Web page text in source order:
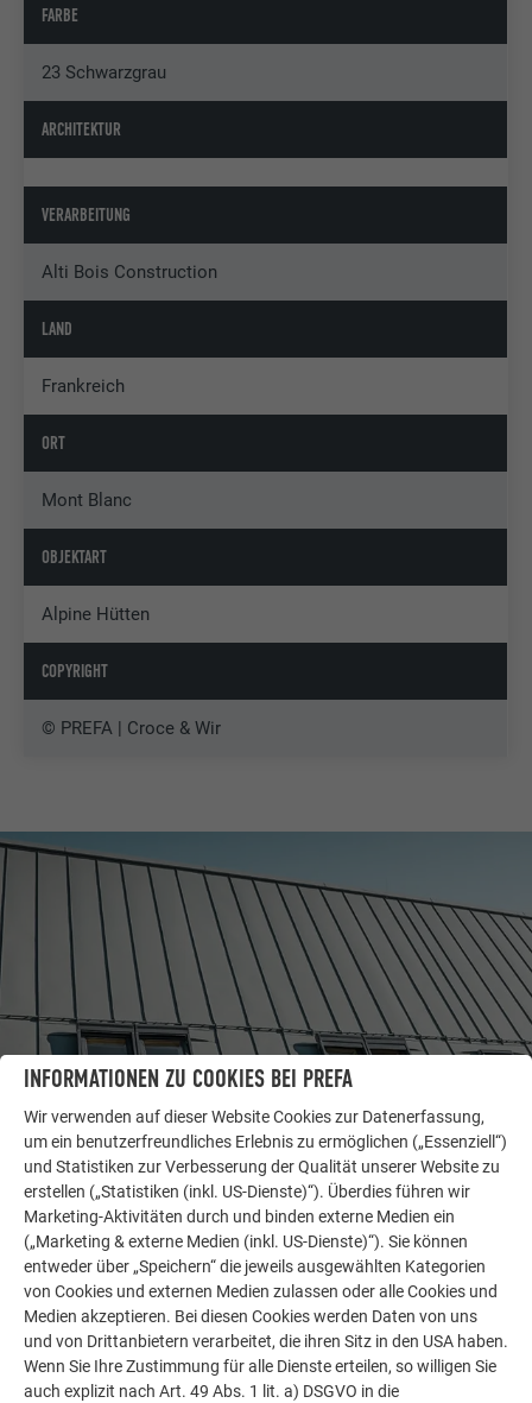
FARBE
23 Schwarzgrau
ARCHITEKTUR
VERARBEITUNG
Alti Bois Construction
LAND
Frankreich
ORT
Mont Blanc
OBJEKTART
Alpine Hütten
COPYRIGHT
© PREFA | Croce & Wir
LASSEN SIE SICH INSPIRIEREN
WEITERE OBJEKTE
Die PREFA Referenzgalerie zeigt, wie vielseitig
Aluminium eingesetzt werden kann. Entdecken Sie
weitere beeindruckende Projekte mit den langlebigen
PREFA Aluminiumlösungen für Dach, Solar und
Fassade.
INFORMATIONEN ZU COOKIES BEI PREFA
Wir verwenden auf dieser Website Cookies zur Datenerfassung,
um ein benutzerfreundliches Erlebnis zu ermöglichen („Essenziell“)
und Statistiken zur Verbesserung der Qualität unserer Website zu
erstellen („Statistiken (inkl. US-Dienste)“). Überdies führen wir
Marketing-Aktivitäten durch und binden externe Medien ein
(„Marketing & externe Medien (inkl. US-Dienste)“). Sie können
entweder über „Speichern“ die jeweils ausgewählten Kategorien
von Cookies und externen Medien zulassen oder alle Cookies und
Medien akzeptieren. Bei diesen Cookies werden Daten von uns
und von Drittanbietern verarbeitet, die ihren Sitz in den USA haben.
Wenn Sie Ihre Zustimmung für alle Dienste erteilen, so willigen Sie
auch explizit nach Art. 49 Abs. 1 lit. a) DSGVO in die